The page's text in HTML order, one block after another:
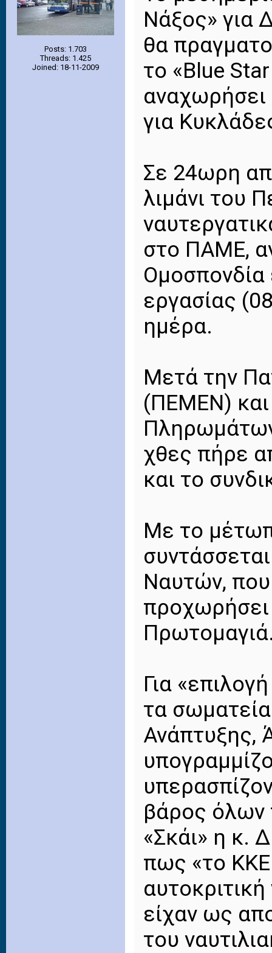
Posts: 1.703
Threads: 1.425
Joined: 18-11-2009
Νάξος» για
θα
το «Blue
αναχωρήσει
για
Σε 24ωρη
λιμάνι του
στο ΠΑΜΕ,
Ομοσπονδία
εργασίας
ημέρα.
Μετά την
(ΠΕΜΕΝ)
χθες πήρε
και το
Με το
Ναυτών,
Για
τα
Ανάπτυξης,
βάρος όλων
«Σκάι» η κ.
πως «το ΚΚΕ
είχαν ως
του